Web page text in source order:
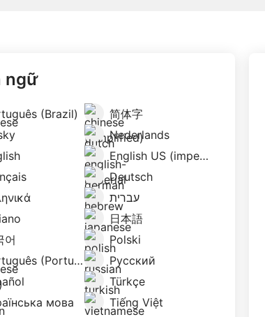
ngữ
(Brazil)
简体字
Nederlands
English US (imperial)
Deutsch
עברית
日本語
어
Polski
Português (Portugal)
Русский
Türkçe
мова
Tiếng Việt